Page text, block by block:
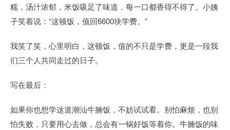
糯，汤汁浓郁，米饭吸足了味道，每一口都香得不得了。小姨
子笑着说：“这顿饭，值回6600块学费。”
我笑了笑，心里明白，这顿饭，值的不只是学费，更是一段我
们三个人共同走过的日子。
写在最后：
如果你也想学这道潮汕牛腩饭，不妨试试看。别怕麻烦，也别
怕失败，只要用心去做，总会有一锅好饭等着你。牛腩饭的味